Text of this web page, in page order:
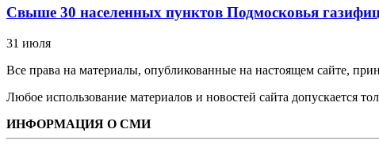
Свыше 30 населенных пунктов Подмосковья
31 июля
Все права на материалы, опубликованные на настоящем сайте,
Любое использование материалов и новостей сайта допускается
ИНФОРМАЦИЯ О СМИ